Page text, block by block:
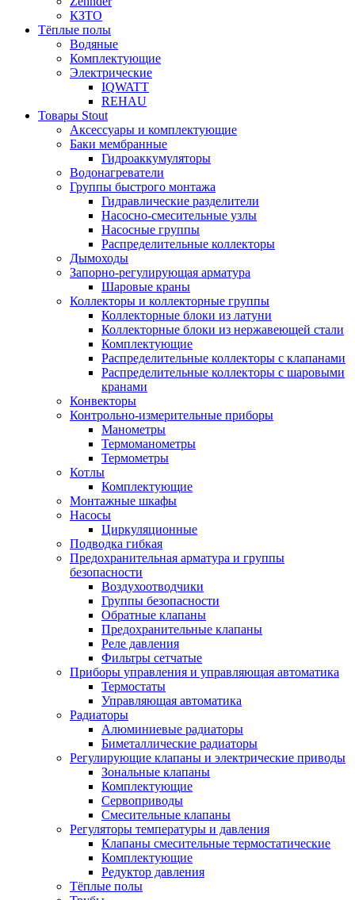
КЗТО
Тёплые полы
Водяные
Комплектующие
Электрические
IQWATT
REHAU
Товары Stout
Аксессуары и комплектующие
Баки мембранные
Гидроаккумуляторы
Водонагреватели
Группы быстрого монтажа
Гидравлические разделители
Насосно-смесительные узлы
Насосные группы
Распределительные коллекторы
Дымоходы
Запорно-регулирующая арматура
Шаровые краны
Коллекторы и коллекторные группы
Коллекторные блоки из латуни
Коллекторные блоки из нержавеющей стали
Комплектующие
Распределительные коллекторы с клапанами
Распределительные коллекторы с шаровыми
кранами
Конвекторы
Контрольно-измерительные приборы
Манометры
Термоманометры
Термометры
Котлы
Комплектующие
Монтажные шкафы
Насосы
Циркуляционные
Подводка гибкая
Предохранительная арматура и группы
безопасности
Воздухоотводчики
Группы безопасности
Обратные клапаны
Предохранительные клапаны
Реле давления
Фильтры сетчатые
Приборы управления и управляющая автоматика
Термостаты
Управляющая автоматика
Радиаторы
Алюминиевые радиаторы
Биметаллические радиаторы
Регулирующие клапаны и электрические приводы
Зональные клапаны
Комплектующие
Сервоприводы
Смесительные клапаны
Регуляторы температуры и давления
Клапаны смесительные термостатические
Комплектующие
Редуктор давления
Тёплые полы